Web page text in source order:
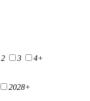
2 3
4+
2028+